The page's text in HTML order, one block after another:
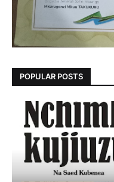
POPULAR POSTS